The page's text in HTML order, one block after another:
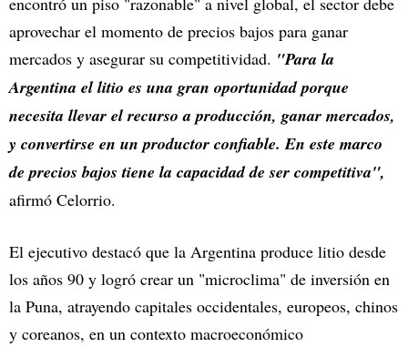
aprovechar el momento de precios bajos para ganar
mercados y asegurar su competitividad. "Para la
Argentina el litio es una gran oportunidad porque
necesita llevar el recurso a producción, ganar mercados,
y convertirse en un productor confiable. En este marco
de precios bajos tiene la capacidad de ser competitiva",
afirmó Celorrio.
El ejecutivo destacó que la Argentina produce litio desde
los años 90 y logró crear un "microclima" de inversión en
la Puna, atrayendo capitales occidentales, europeos, chinos
y coreanos, en un contexto macroeconómico